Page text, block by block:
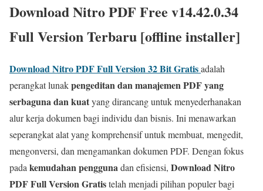
Download Nitro PDF Free v14.42.0.34
Full Version Terbaru [offline installer]
Download Nitro PDF Full Version 32 Bit Gratisadalah
perangkat lunakpengeditan dan manajemen PDF yang
serbaguna dan kuatyang dirancang untuk menyederhanakan
alur kerja dokumen bagi individu dan bisnis. Ini menawarkan
seperangkat alat yang komprehensif untuk membuat, mengedit,
mengonversi, dan mengamankan dokumen PDF. Dengan fokus
pada kemudahan penggunadan efisiensi, Download Nitro
PDF Full Version Gratistelah menjadi pilihan populer bagi